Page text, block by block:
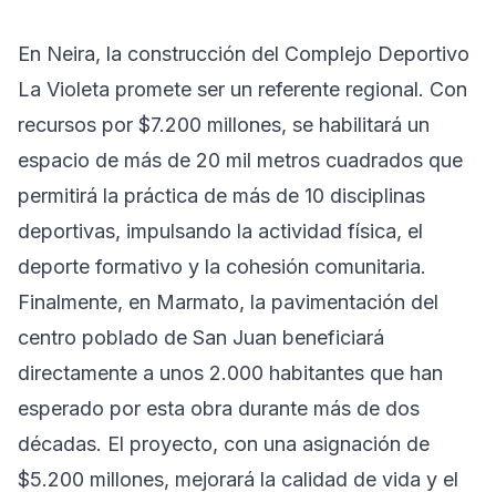
En Neira, la construcción del Complejo Deportivo
La Violeta promete ser un referente regional. Con
recursos por $7.200 millones, se habilitará un
espacio de más de 20 mil metros cuadrados que
permitirá la práctica de más de 10 disciplinas
deportivas, impulsando la actividad física, el
deporte formativo y la cohesión comunitaria.
Finalmente, en Marmato, la pavimentación del
centro poblado de San Juan beneficiará
directamente a unos 2.000 habitantes que han
esperado por esta obra durante más de dos
décadas. El proyecto, con una asignación de
$5.200 millones, mejorará la calidad de vida y el